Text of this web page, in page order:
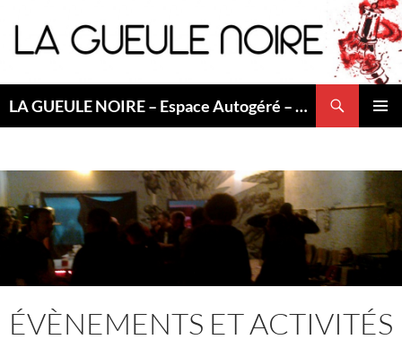
au
contenu
LA GUEULE NOIRE – Espace Autogéré – Saint Etienne
ÉVÈNEMENTS ET ACTIVITÉS